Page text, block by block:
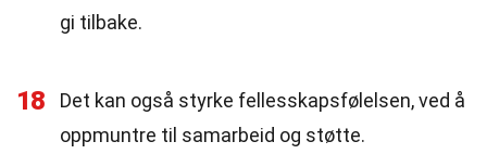
gi tilbake.
18
Det kan også styrke fellesskapsfølelsen, ved å
oppmuntre til samarbeid og støtte.